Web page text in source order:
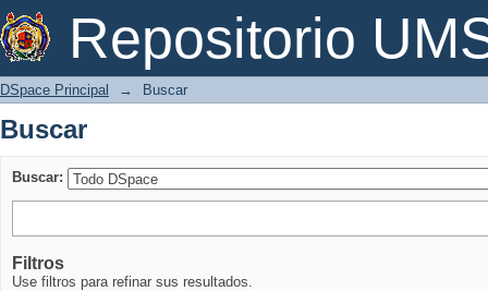
Repositorio
Buscar
DSpace Principal → Buscar
Buscar
Buscar:
Filtros
Use filtros para refinar sus resultados.